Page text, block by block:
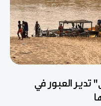
تدير العبور في